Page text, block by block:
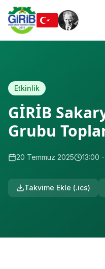
Etkinlik
GİRİB
Grubu
20 Temmuz 2025 13:00
Takvime Ekle (.ics)